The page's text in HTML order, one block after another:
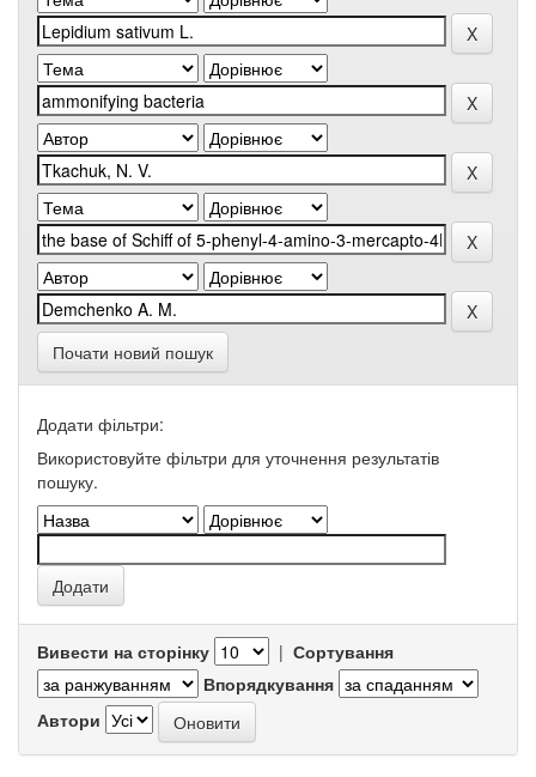
Почати новий пошук
Додати фільтри:
Використовуйте фільтри для уточнення результатів
пошуку.
Вивести на сторінку | Сортування
Впорядкування
Автори